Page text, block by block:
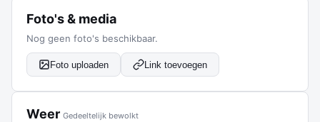
Foto's & media
Nog geen foto's beschikbaar.
Foto uploaden Link toevoegen
Weer Gedeeltelijk bewolkt